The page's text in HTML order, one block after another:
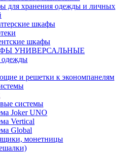
для хранения одежды и личных
шкафы
шкафы
УНИВЕРСАЛЬНЫЕ
одежды
и решетки к экономпанелям
системы
Joker UNO
Vertical
Global
монетницы